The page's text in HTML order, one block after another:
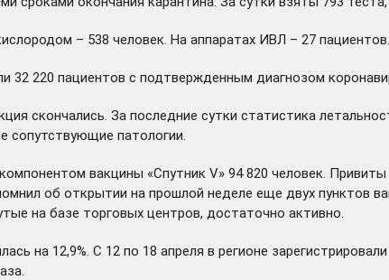
– 538 человек. На аппаратах ИВЛ – 27
220 пациентов с подтвержденным диагнозом
скончались. За последние сутки статистика
сопутствующие патологии.
вакцины «Спутник V» 94 820 человек.
об открытии на прошлой неделе еще двух пунктов
на базе торговых центров, достаточно активно.
на 12,9%. С 12 по 18 апреля в регионе